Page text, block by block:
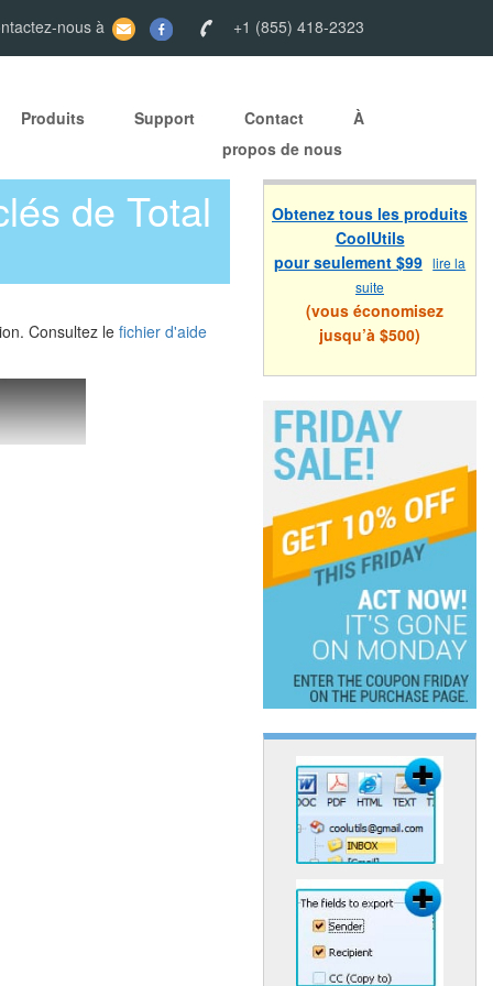
nous à +1 (855) 418-2323
Produits Support Contact
À
propos de nous
de Total
Consultez le fichier d'aide
Obtenez tous les produits
CoolUtils
pour seulement $99 lire la
suite
(vous économisez
jusqu’à $500)